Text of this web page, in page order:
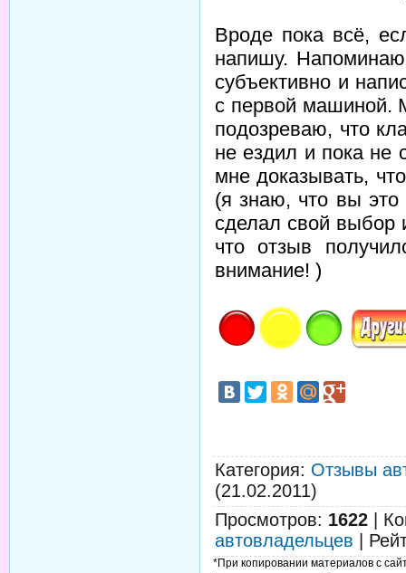
Вроде пока всё,
напишу.
субъективно и
с первой машиной.
подозреваю, что
не ездил и пока не
мне доказывать,
(я знаю, что вы это
сделал свой
что отзыв
внимание! )
Категория: Отзывы
(21.02.2011)
Просмотров: 1622
автовладельцев
*При копировании материалов с